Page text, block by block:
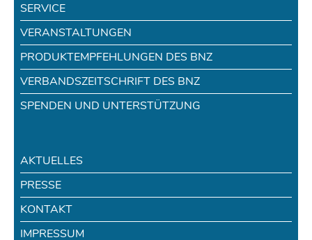
SERVICE
VERANSTALTUNGEN
PRODUKTEMPFEHLUNGEN DES BNZ
VERBANDSZEITSCHRIFT DES BNZ
SPENDEN UND UNTERSTÜTZUNG
AKTUELLES
PRESSE
KONTAKT
IMPRESSUM